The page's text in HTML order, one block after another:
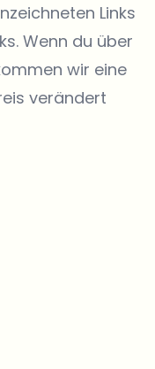
Links
Wenn du über
wir eine
verändert